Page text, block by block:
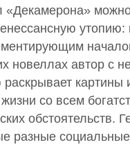
утопию:
новеллах автор с
раскрывает
со всем
обстоятельств.
разные